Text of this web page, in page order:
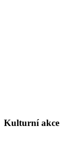
Kulturní akce